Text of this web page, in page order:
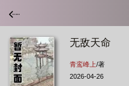
无敌天命
青鸾峰上/著
2026-04-26